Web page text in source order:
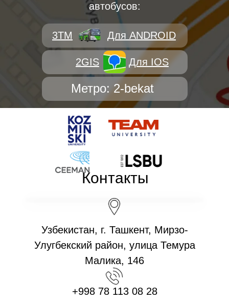
автобусов:
3TM Для ANDROID
2GIS Для IOS
Метро: 2-bekat
Контакты
Узбекистан, г. Ташкент, Мирзо-
Улугбекский район, улица Темура
Малика, 146
+998 78 113 08 28